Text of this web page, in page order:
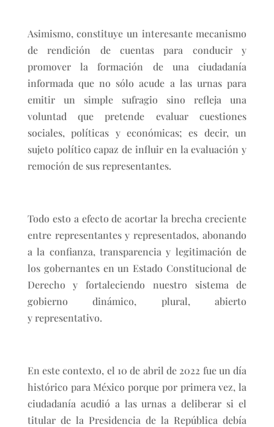
Asimismo, constituye un interesante mecanismo
de rendición de cuentas para conducir y
promover la formación de una ciudadanía
informada que no sólo acude a las urnas para
emitir un simple sufragio sino refleja una
voluntad que pretende evaluar cuestiones
sociales, políticas y económicas; es decir, un
sujeto político capaz de influir en la evaluación y
remoción de sus representantes.
Todo esto a efecto de acortar la brecha creciente
entre representantes y representados, abonando
a la confianza, transparencia y legitimación de
los gobernantes en un Estado Constitucional de
Derecho y fortaleciendo nuestro sistema de
gobierno dinámico, plural, abierto
y representativo.
En este contexto, el 10 de abril de 2022 fue un día
histórico para México porque por primera vez, la
ciudadanía acudió a las urnas a deliberar si el
titular de la Presidencia de la República debía